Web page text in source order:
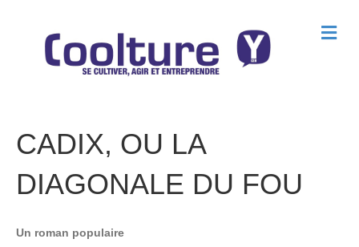
M
e
CADIX, OU LA
DIAGONALE DU FOU
Un roman populaire